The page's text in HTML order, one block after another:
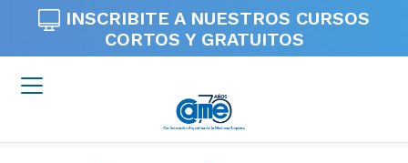
INSCRIBITE A NUESTROS CURSOS
CORTOS Y GRATUITOS